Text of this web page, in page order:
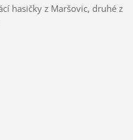
hasičky z Maršovic, druhé z